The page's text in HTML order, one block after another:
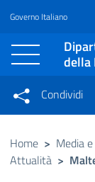
Vai al contenuto
Raggiungi il piè di
Governo Italiano
della
Condividi
Condividi sui
Home > Media
Attualità >